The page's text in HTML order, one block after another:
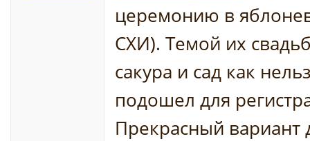
церемонию в
СХИ). Темой их
сакура и сад как
подошел для
Прекрасный вариант